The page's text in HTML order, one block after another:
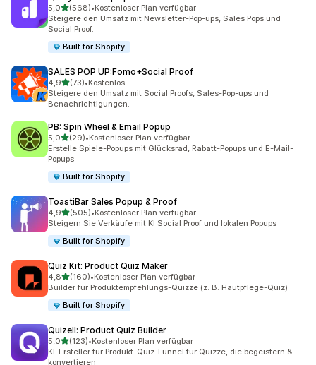
5,0von 5 Sternen
(568)
568 Rezensionen insgesamt
•Kostenloser Plan verfügbar
Steigere den Umsatz mit Newsletter-Pop-ups, Sales Pops und
Social Proof.
Built for Shopify
SALES POP UP:Fomo+Social Proof
4,9von 5 Sternen
(73)
73 Rezensionen insgesamt
•Kostenlos
Steigere den Umsatz mit Social Proofs, Sales-Pop-ups und
Benachrichtigungen.
PB: Spin Wheel & Email Popup
5,0von 5 Sternen
(29)
29 Rezensionen insgesamt
•Kostenloser Plan verfügbar
Erstelle Spiele-Popups mit Glücksrad, Rabatt-Popups und E-Mail-
Popups
Built for Shopify
ToastiBar Sales Popup & Proof
4,9von 5 Sternen
(505)
505 Rezensionen insgesamt
•Kostenloser Plan verfügbar
Steigern Sie Verkäufe mit KI Social Proof und lokalen Popups
Built for Shopify
Quiz Kit: Product Quiz Maker
4,8von 5 Sternen
(160)
160 Rezensionen insgesamt
•Kostenloser Plan verfügbar
Builder für Produktempfehlungs-Quizze (z. B. Hautpflege-Quiz)
Built for Shopify
Quizell: Product Quiz Builder
5,0von 5 Sternen
(123)
123 Rezensionen insgesamt
•Kostenloser Plan verfügbar
KI-Ersteller für Produkt-Quiz-Funnel für Quizze, die begeistern &
konvertieren